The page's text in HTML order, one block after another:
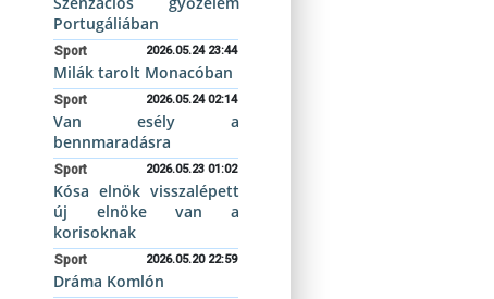
Portugáliában
Sport 2026.05.24 23:44
Milák tarolt Monacóban
Sport 2026.05.24 02:14
Van esély a
bennmaradásra
Sport 2026.05.23 01:02
Kósa elnök visszalépett
új elnöke van a
korisoknak
Sport 2026.05.20 22:59
Dráma Komlón